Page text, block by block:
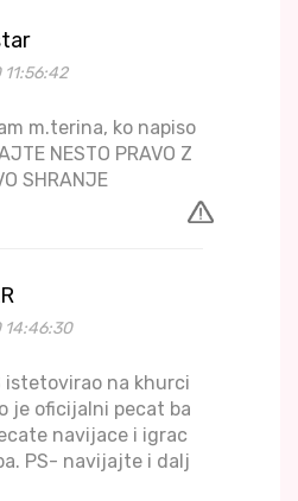
11:56:42
m.terina, ko napiso
NESTO PRAVO Z
SHRANJE
14:46:30
istetovirao na khurci
je oficijalni pecat ba
navijace i igrac
PS- navijajte i dalj